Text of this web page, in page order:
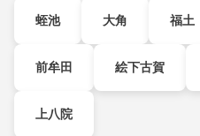
蛭池 大角 福土
前牟田 絵下古賀
上八院